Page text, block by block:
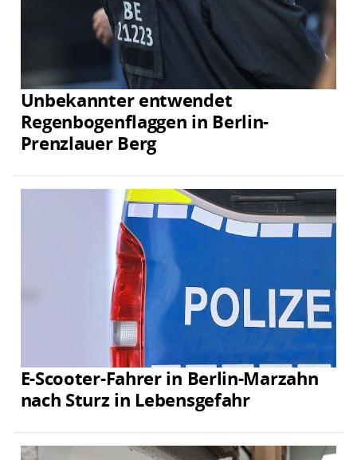
Unbekannter entwendet
Regenbogenflaggen in Berlin-
Prenzlauer Berg
E-Scooter-Fahrer in Berlin-Marzahn
nach Sturz in Lebensgefahr